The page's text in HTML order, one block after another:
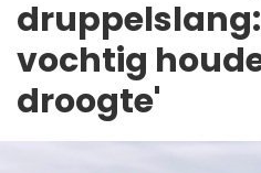
vochtig
droogte'